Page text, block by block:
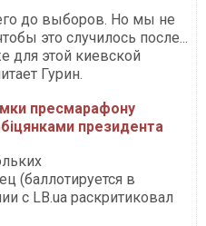
до выборов. Но мы не
это случилось после...
для этой киевской
Гурин.
пресмарафону
президента​​​​​​​
(баллотируется в
с LB.ua раскритиковал